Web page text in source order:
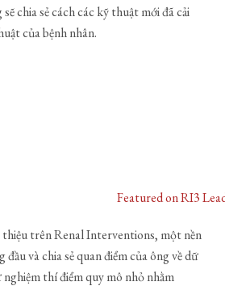
chia sẻ cách các kỹ thuật mới đã cải
của bệnh nhân.
thiệu trên Renal Interventions, một nền
và chia sẻ quan điểm của ông về dữ
thí điểm quy mô nhỏ nhằm